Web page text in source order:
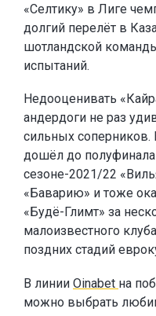
«Селтику» в Лиге
долгий перелёт в
шотландской
испытаний.
Недооценивать
андердоги не раз
сильных соперников.
дошёл до
сезоне-2021/22
«Баварию» и тоже
«Будё-Глимт» за
малоизвестного
поздних стадий
В линии Oinabet на
можно выбрать